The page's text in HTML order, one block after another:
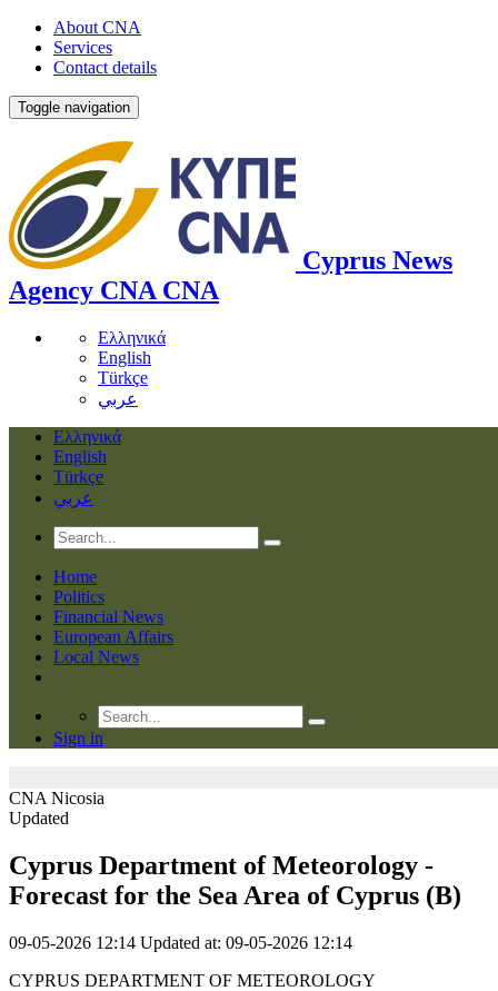
About CNA
Services
Contact details
Toggle navigation
Cyprus News
Agency CNA CNA
Ελληνικά
English
Türkçe
عربي
Ελληνικά
English
Türkçe
عربي
Home
Politics
Financial News
European Affairs
Local News
Sign in
CNA Nicosia
Updated
Cyprus Department of Meteorology -
Forecast for the Sea Area of Cyprus (Β)
09-05-2026 12:14 Updated at: 09-05-2026 12:14
CYPRUS DEPARTMENT OF METEOROLOGY